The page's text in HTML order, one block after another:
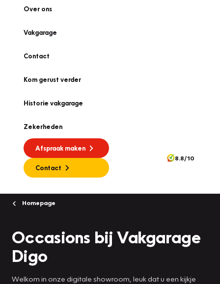
Over ons
Vakgarage
Contact
Kom gerust verder
Historie vakgarage
Zekerheden
Afspraak maken
Contact
8.8/10
Homepage
Occasions bij Vakgarage
Digo
Welkom in onze digitale showroom, leuk dat u een kijkje